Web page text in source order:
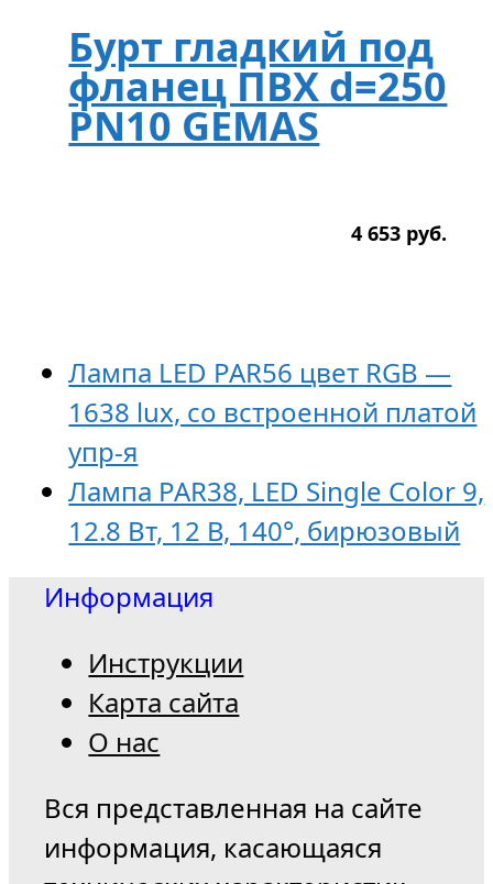
Бурт гладкий под
фланец ПВХ d=250
PN10 GEMAS
4 653 руб.
Лампа LED PAR56 цвет RGB —
1638 lux, со встроенной платой
упр-я
Лампа PAR38, LED Single Color 9,
12.8 Вт, 12 В, 140°, бирюзовый
Информация
Инструкции
Карта сайта
О нас
Вся представленная на сайте
информация, касающаяся